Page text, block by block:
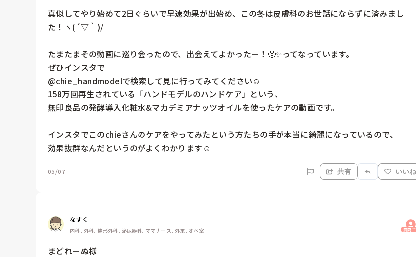
真似してやり始めて2日ぐらいで早速効果が出始め、この冬は皮膚科のお世話にならずに済みまし
た！ヽ(´▽｀)/
たまたまその動画に巡り会ったので、出会えてよかったー！🥺✨ってなっています。
ぜひインスタで
@chie_handmodelで検索して見に行ってみてください☺️
158万回再生されている「ハンドモデルのハンドケア」という、
無印良品の発酵導入化粧水&マカデミアナッツオイルを使ったケアの動画です。
インスタでこのchieさんのケアをやってみたという方たちの手が本当に綺麗になっているので、
効果抜群なんだというのがよくわかります☺️
05/07 共有 いいね
なすく
内科, 外科, 整形外科, 泌尿器科, ママナース, 外来, オペ室 質問主
まどれーぬ様